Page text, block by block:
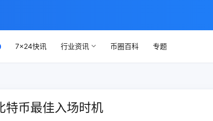
7×24快讯 行业资讯 币圈百科 专题
特币最佳入场时机